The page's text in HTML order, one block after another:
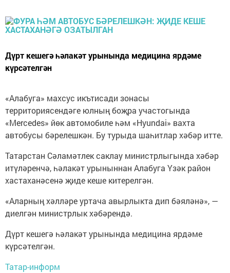
Дүрт кешегә һәлакәт урынында медицина ярдәме
күрсәтелгән
«Алабуга» махсус икътисади зонасы
территориясендәге юлның боҗра участогында
«Mercedes» йөк автомобиле һәм «Hyundai» вахта
автобусы бәрелешкән. Бу турыда шаһитлар хәбәр итте.
Татарстан Сәламәтлек саклау министрлыгында хәбәр
итүләренчә, һәлакәт урыныннан Алабуга Үзәк район
хастаханәсенә җиде кеше китерелгән.
«Аларның хәлләре уртача авырлыкта дип бәяләнә», —
диелгән министрлык хәбәрендә.
Дүрт кешегә һәлакәт урынында медицина ярдәме
күрсәтелгән.
Татар-информ